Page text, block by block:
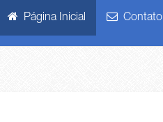
Página Inicial Contato